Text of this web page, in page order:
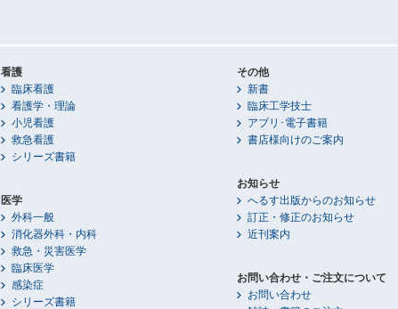
看護
臨床看護
看護学・理論
小児看護
救急看護
シリーズ書籍
医学
外科一般
消化器外科・内科
救急・災害医学
臨床医学
感染症
シリーズ書籍
その他
新書
臨床工学技士
アプリ･電子書籍
書店様向けのご案内
お知らせ
へるす出版からのお知らせ
訂正・修正のお知らせ
近刊案内
お問い合わせ・ご注文について
お問い合わせ